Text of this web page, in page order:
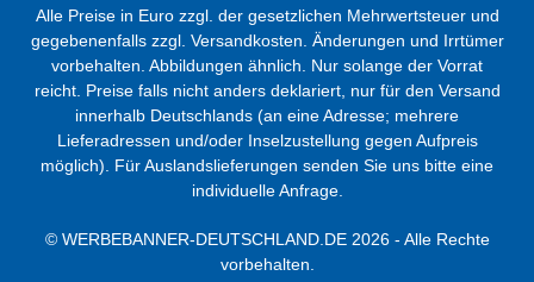
Alle Preise in Euro zzgl. der gesetzlichen Mehrwertsteuer und
gegebenenfalls zzgl. Versandkosten. Änderungen und Irrtümer
vorbehalten. Abbildungen ähnlich. Nur solange der Vorrat
reicht. Preise falls nicht anders deklariert, nur für den Versand
innerhalb Deutschlands (an eine Adresse; mehrere
Lieferadressen und/oder Inselzustellung gegen Aufpreis
möglich). Für Auslandslieferungen senden Sie uns bitte eine
individuelle Anfrage.
© WERBEBANNER-DEUTSCHLAND.DE2026 - Alle Rechte
vorbehalten.